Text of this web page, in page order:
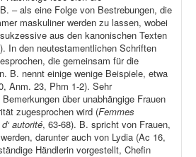
– als eine Folge von Bestrebungen, die
maskuliner werden zu lassen, wobei
aus den kanonischen Texten
In den neutestamentlichen Schriften
die gemeinsam für die
B. nennt einige wenige Beispiele, etwa
Anm. 23, Phm 1-2). Sehr
über unabhängige Frauen
zugesprochen wird (Femmes
autorité, 63-68). B. spricht von Frauen,
darunter auch von Lydia (Ac 16,
Händlerin vorgestellt, Chefin